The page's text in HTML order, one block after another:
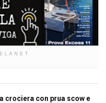
crociera con prua scow e